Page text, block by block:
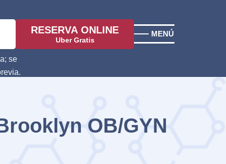
RESERVA ONLINE
Uber Gratis
se
MENÚ
OB/GYN